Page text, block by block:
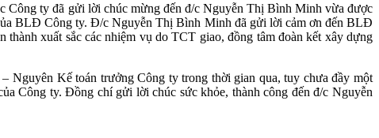
ty đã gửi lời chúc mừng đến đ/c Nguyễn Thị Bình Minh vừa được
BLĐ Công ty. Đ/c Nguyễn Thị Bình Minh đã gửi lời cảm ơn đến BLĐ
xuất sắc các nhiệm vụ do TCT giao, đồng tâm đoàn kết xây dựng
Nguyên Kế toán trưởng Công ty trong thời gian qua, tuy chưa đầy một
Công ty. Đồng chí gửi lời chúc sức khỏe, thành công đến đ/c Nguyễn